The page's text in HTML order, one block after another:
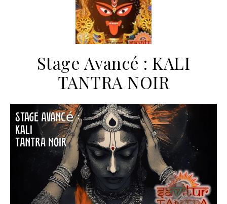
Stage Avancé : KALI
TANTRA NOIR